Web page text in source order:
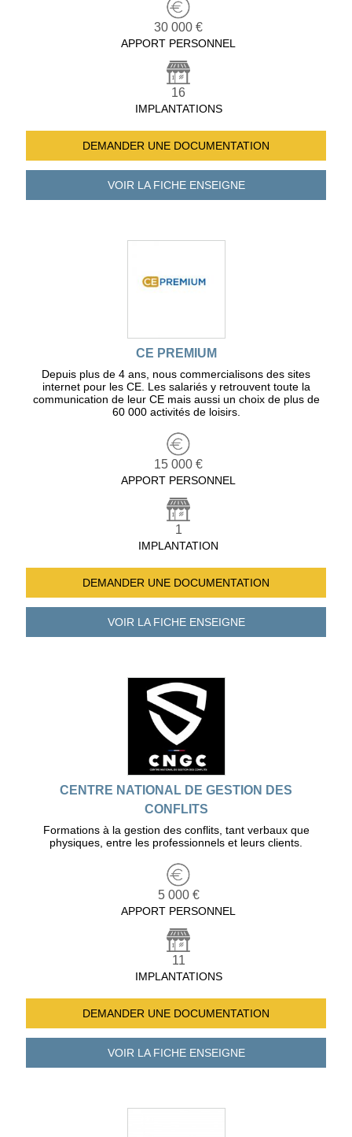
30 000 €
APPORT PERSONNEL
16
IMPLANTATIONS
DEMANDER UNE DOCUMENTATION
VOIR LA FICHEENSEIGNE
CE PREMIUM
Depuis plus de 4 ans, nous commercialisons des sites
internet pour les CE. Les salariés y retrouvent toute la
communication de leur CE mais aussi un choix de plus de
60 000 activités de loisirs.
15 000 €
APPORT PERSONNEL
1
IMPLANTATION
DEMANDER UNE DOCUMENTATION
VOIR LA FICHEENSEIGNE
CENTRE NATIONAL DE GESTION DES
CONFLITS
Formations à la gestion des conflits, tant verbaux que
physiques, entre les professionnels et leurs clients.
5 000 €
APPORT PERSONNEL
11
IMPLANTATIONS
DEMANDER UNE DOCUMENTATION
VOIR LA FICHEENSEIGNE